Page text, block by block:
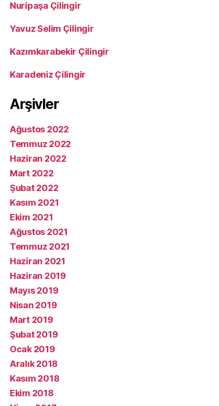
Nuripaşa Çilingir
Yavuz Selim Çilingir
Kazımkarabekir Çilingir
Karadeniz Çilingir
Arşivler
Ağustos 2022
Temmuz 2022
Haziran 2022
Mart 2022
Şubat 2022
Kasım 2021
Ekim 2021
Ağustos 2021
Temmuz 2021
Haziran 2021
Haziran 2019
Mayıs 2019
Nisan 2019
Mart 2019
Şubat 2019
Ocak 2019
Aralık 2018
Kasım 2018
Ekim 2018